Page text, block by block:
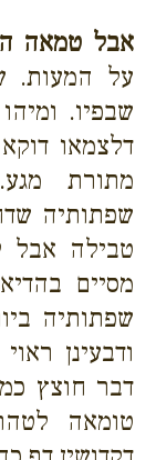
אבל טמאה
על המעות.
שבפיו.
דלצמאו
מתורת
שפתותיה
טבילה אבל
מסיים
שפתותיה
ודבעינן
דבר חוצץ
טומאה